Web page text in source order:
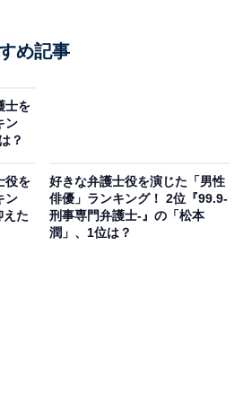
め記事
士を
ン
？
役を
ン
えた
好きな弁護士役を演じた「男性
俳優」ランキング！ 2位『99.9-
刑事専門弁護士-』の「松本
潤」、1位は？